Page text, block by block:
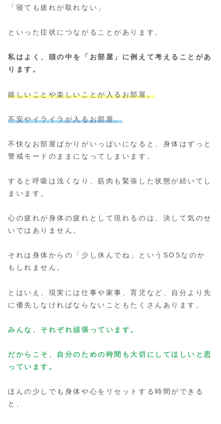
「寝ても疲れが取れない」
といった症状につながることがあります。
私はよく、頭の中を「お部屋」に例えて考えることがあ
ります。
嬉しいことや楽しいことが入るお部屋。
不安やイライラが入るお部屋。
不快なお部屋ばかりがいっぱいになると、身体はずっと
警戒モードのままになってしまいます。
すると呼吸は浅くなり、筋肉も緊張した状態が続いてし
まいます。
心の疲れが身体の疲れとして現れるのは、決して気のせ
いではありません。
それは身体からの「少し休んでね」というSOSなのか
もしれません。
とはいえ、現実には仕事や家事、育児など、自分より先
に優先しなければならないこともたくさんあります。
みんな、それぞれ頑張っています。
だからこそ、自分のための時間も大切にしてほしいと思
っています。
ほんの少しでも身体や心をリセットする時間ができる
と、